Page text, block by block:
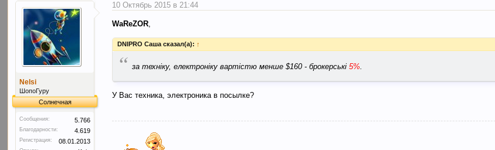
Nelsi
ШопоГуру
Солнечная
Сообщения: 5.766
Благодарности: 4.619
Регистрация: 08.01.2013
10 Октябрь 2015 в 21:44
WaReZOR,
DNIPRO Саша сказал(а): ↑
“ за техніку, електроніку вартістю менше $160 - брокерські5%
У Вас техника, электроника в посылке?